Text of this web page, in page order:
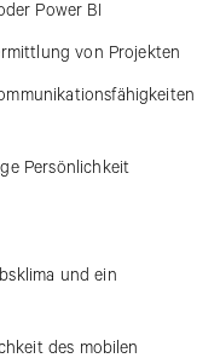
Power BI
von Projekten
Persönlichkeit
und ein
des mobilen